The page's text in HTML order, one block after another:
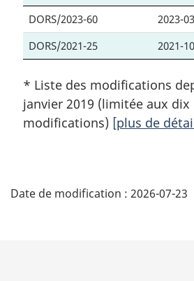
DORS/2023-60
2023-
DORS/2021-25
2021-
* Liste des modifications
janvier 2019 (limitée aux dix
modifications) [plus de
é
Date de modification : 2026-07-23